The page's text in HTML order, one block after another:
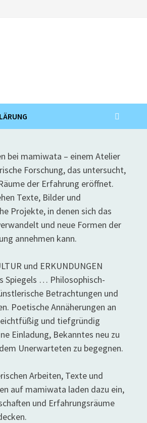
bei mamiwata – einem Atelier
Forschung, das untersucht,
der Erfahrung eröffnet.
Texte, Bilder und
Projekte, in denen sich das
und neue Formen der
annehmen kann.
und ERKUNDUNGEN
Spiegels … Philosophisch-
Betrachtungen und
Poetische Annäherungen an
und tiefgründig
Einladung, Bekanntes neu zu
Unerwarteten zu begegnen.
Arbeiten, Texte und
auf mamiwata laden dazu ein,
und Erfahrungsräume